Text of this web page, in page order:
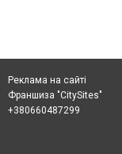
Реклама на сайті
Франшиза "CitySites"
+380660487299